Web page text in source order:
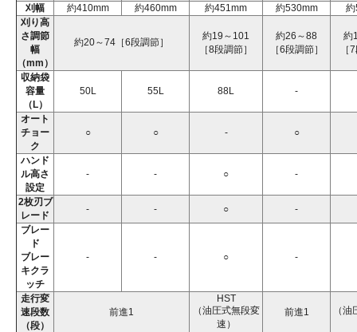
刈幅 約410mm 約460mm 約451mm 約530mm
刈り高
さ調節
幅
（mm）
約20～74［6段調節］
約19～101
［8段調節］
約26～88
［6段調節］
約
［
収納袋
容量
（L）
50L 55L 88L -
オート
チョー
ク
○ ○ - ○
ハンド
ル高さ
設定
- - ○ -
2枚刃ブ
レード
- - ○
-
ブレー
ド
ブレー
キクラ
ッチ
- - ○ -
走行変
速段数
（段）
前進1
HST
（油圧式無段変
速）
前進1 （